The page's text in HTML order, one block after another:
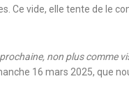
Ce vide, elle tente de le
non plus comme
16 mars 2025, que